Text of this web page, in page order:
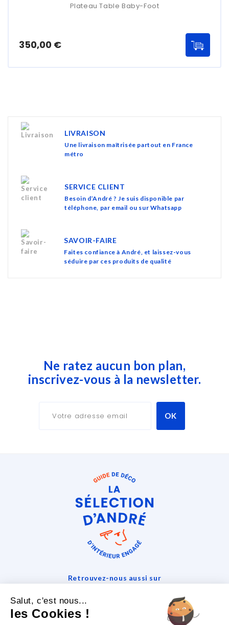
Plateau Table Baby-Foot
350,00 €Prix
LIVRAISON
Une livraison maîtrisée partout en France
métro
SERVICE CLIENT
Besoin d’André ? Je suis disponible par
téléphone, par email ou sur Whatsapp
SAVOIR-FAIRE
Faites confiance à André, et laissez-vous
séduire par ces produits de qualité
Ne ratez aucun bon plan,
inscrivez-vous à la newsletter.
Retrouvez-nous aussi sur
Salut, c'est nous...
les Cookies !